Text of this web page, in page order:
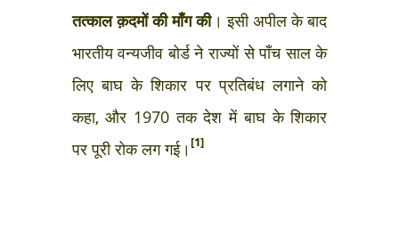
तत्काल क़दमों की माँग की। इसी अपील के बाद
भारतीय वन्यजीव बोर्ड ने राज्यों से पाँच साल के
लिए बाघ के शिकार पर प्रतिबंध लगाने को
कहा, और 1970 तक देश में बाघ के शिकार
पर पूरी रोक लग गई। [1]